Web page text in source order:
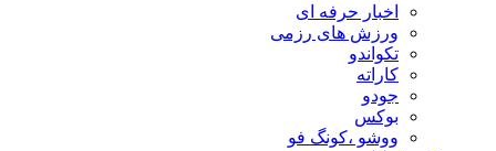
اخبار حرفه ای
ورزش های رزمی
تکواندو
کاراته
جودو
بوکس
ووشو ،کونگ فو